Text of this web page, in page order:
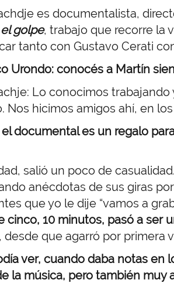
es documentalista,
golpe, trabajo que recorre la
tanto con Gustavo Cerati
Urondo: conocés a Martín
Lo conocimos
Nos hicimos amigos ahí, en
el documental es un regalo
salió un poco de
anécdotas de sus giras
que yo le dije “vamos a
cinco, 10 minutos, pasó a ser
, desde que agarró por primera
ver, cuando daba notas en
la música, pero también muy